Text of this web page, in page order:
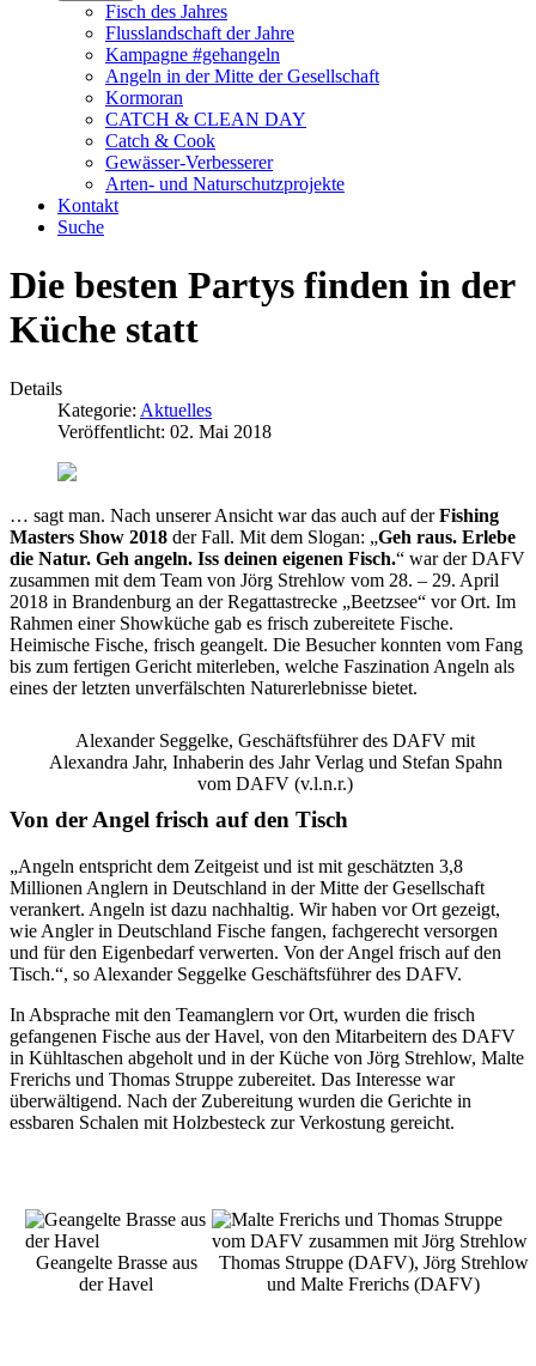
Fisch des Jahres
Flusslandschaft der Jahre
Kampagne #gehangeln
Angeln in der Mitte der Gesellschaft
Kormoran
CATCH & CLEAN DAY
Catch & Cook
Gewässer-Verbesserer
Arten- und Naturschutzprojekte
Kontakt
Suche
Die besten Partys finden in der
Küche statt
Details
Kategorie: Aktuelles
Veröffentlicht: 02. Mai 2018
… sagt man. Nach unserer Ansicht war das auch auf derFishing
Masters Show 2018 der Fall. Mit dem Slogan: „Geh raus. Erlebe
die Natur. Geh angeln. Iss deinen eigenen Fisch.“ war der DAFV
zusammen mit dem Team von Jörg Strehlow vom 28. – 29. April
2018 in Brandenburg an der Regattastrecke „Beetzsee“ vor Ort. Im
Rahmen einer Showküche gab es frisch zubereitete Fische.
Heimische Fische, frisch geangelt. Die Besucher konnten vom Fang
bis zum fertigen Gericht miterleben, welche Faszination Angeln als
eines der letzten unverfälschten Naturerlebnisse bietet.
Alexander Seggelke, Geschäftsführer des DAFV mit
Alexandra Jahr, Inhaberin des Jahr Verlag und Stefan Spahn
vom DAFV (v.l.n.r.)
Von der Angel frisch auf den Tisch
„Angeln entspricht dem Zeitgeist und ist mit geschätzten 3,8
Millionen Anglern in Deutschland in der Mitte der Gesellschaft
verankert. Angeln ist dazu nachhaltig. Wir haben vor Ort gezeigt,
wie Angler in Deutschland Fische fangen, fachgerecht versorgen
und für den Eigenbedarf verwerten. Von der Angel frisch auf den
Tisch.“, so Alexander Seggelke Geschäftsführer des DAFV.
In Absprache mit den Teamanglern vor Ort, wurden die frisch
gefangenen Fische aus der Havel, von den Mitarbeitern des DAFV
in Kühltaschen abgeholt und in der Küche von Jörg Strehlow, Malte
Frerichs und Thomas Struppe zubereitet. Das Interesse war
überwältigend. Nach der Zubereitung wurden die Gerichte in
essbaren Schalen mit Holzbesteck zur Verkostung gereicht.
Geangelte Brasse aus
der Havel
Thomas Struppe (DAFV), Jörg Strehlow
und Malte Frerichs (DAFV)